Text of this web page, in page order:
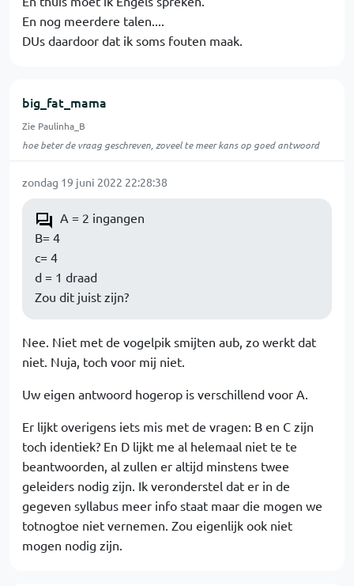
En nog meerdere talen....
DUs daardoor dat ik soms fouten maak.
big_fat_mama
Zie Paulinha_B
hoe beter de vraag geschreven, zoveel te meer kans op goed antwoord
zondag 19 juni 2022 22:28:38
A = 2 ingangen
B= 4
c= 4
d = 1 draad
Zou dit juist zijn?
Nee. Niet met de vogelpik smijten aub, zo werkt dat
niet. Nuja, toch voor mij niet.
Uw eigen antwoord hogerop is verschillend voor A.
Er lijkt overigens iets mis met de vragen: B en C zijn
toch identiek? En D lijkt me al helemaal niet te te
beantwoorden, al zullen er altijd minstens twee
geleiders nodig zijn. Ik veronderstel dat er in de
gegeven syllabus meer info staat maar die mogen we
totnogtoe niet vernemen. Zou eigenlijk ook niet
mogen nodig zijn.